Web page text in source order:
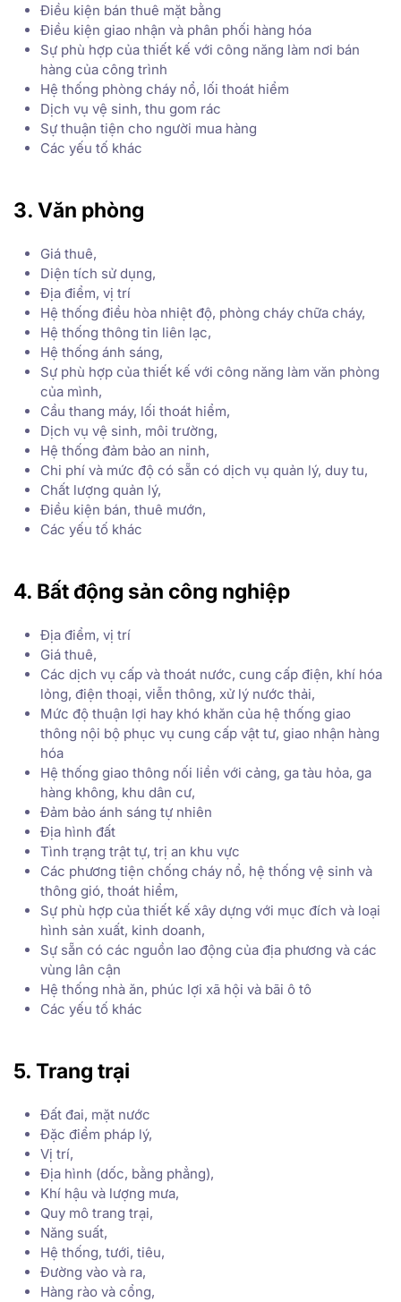
Điều kiện bán thuê mặt bằng
Điều kiện giao nhận và phân phối hàng hóa
Sự phù hợp của thiết kế với công năng làm nơi bán
hàng của công trình
Hệ thống phòng cháy nổ, lối thoát hiểm
Dịch vụ vệ sinh, thu gom rác
Sự thuận tiện cho người mua hàng
Các yếu tố khác
3. Văn phòng
Giá thuê,
Diện tích sử dụng,
Địa điểm, vị trí
Hệ thống điều hòa nhiệt độ, phòng cháy chữa cháy,
Hệ thống thông tin liên lạc,
Hệ thống ánh sáng,
Sự phù hợp của thiết kế với công năng làm văn phòng
của mình,
Cầu thang máy, lối thoát hiểm,
Dịch vụ vệ sinh, môi trường,
Hệ thống đảm bảo an ninh,
Chi phí và mức độ có sẵn có dịch vụ quản lý, duy tu,
Chất lượng quản lý,
Điều kiện bán, thuê mướn,
Các yếu tố khác
4. Bất động sản công nghiệp
Địa điểm, vị trí
Giá thuê,
Các dịch vụ cấp và thoát nước, cung cấp điện, khí hóa
lỏng, điện thoại, viễn thông, xử lý nước thải,
Mức độ thuận lợi hay khó khăn của hệ thống giao
thông nội bộ phục vụ cung cấp vật tư, giao nhận hàng
hóa
Hệ thống giao thông nối liền với cảng, ga tàu hỏa, ga
hàng không, khu dân cư,
Đảm bảo ánh sáng tự nhiên
Địa hình đất
Tình trạng trật tự, trị an khu vực
Các phương tiện chống cháy nổ, hệ thống vệ sinh và
thông gió, thoát hiểm,
Sự phù hợp của thiết kế xây dựng với mục đích và loại
hình sản xuất, kinh doanh,
Sự sẵn có các nguồn lao động của địa phương và các
vùng lân cận
Hệ thống nhà ăn, phúc lợi xã hội và bãi ô tô
Các yếu tố khác
5. Trang trại
Đất đai, mặt nước
Đặc điểm pháp lý,
Vị trí,
Địa hình (dốc, bằng phẳng),
Khí hậu và lượng mưa,
Quy mô trang trại,
Năng suất,
Hệ thống, tưới, tiêu,
Đường vào và ra,
Hàng rào và cổng,